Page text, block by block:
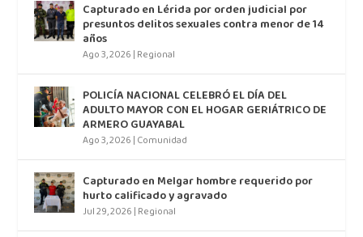
Capturado en Lérida por orden judicial por
presuntos delitos sexuales contra menor de 14
años
Ago 3, 2026 | Regional
POLICÍA NACIONAL CELEBRÓ EL DÍA DEL
ADULTO MAYOR CON EL HOGAR GERIÁTRICO DE
ARMERO GUAYABAL
Ago 3, 2026 | Comunidad
Capturado en Melgar hombre requerido por
hurto calificado y agravado
Jul 29, 2026 | Regional